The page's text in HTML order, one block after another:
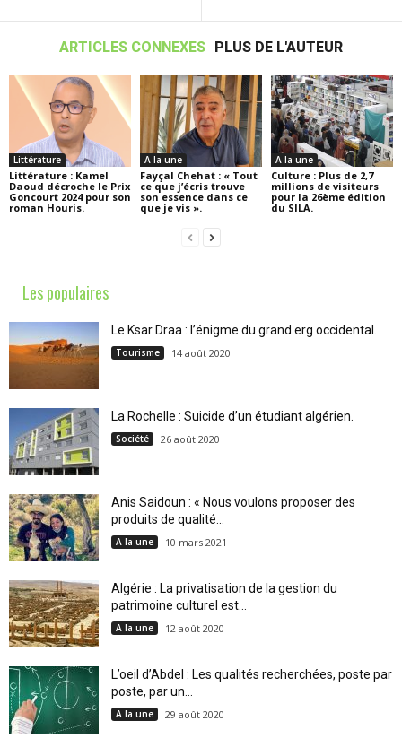
ARTICLES CONNEXES PLUS DE L'AUTEUR
Littérature
Littérature : Kamel
Daoud décroche le Prix
Goncourt 2024 pour son
roman Houris.
A la une
Fayçal Chehat : « Tout
ce que j’écris trouve
son essence dans ce
que je vis ».
A la une
Culture : Plus de 2,7
millions de visiteurs
pour la 26ème édition
du SILA.
Les populaires
Le Ksar Draa : l’énigme du grand erg occidental.
Tourisme 14 août 2020
La Rochelle : Suicide d’un étudiant algérien.
Société 26 août 2020
Anis Saidoun : « Nous voulons proposer des
produits de qualité...
A la une 10 mars 2021
Algérie : La privatisation de la gestion du
patrimoine culturel est...
A la une 12 août 2020
L’oeil d’Abdel : Les qualités recherchées, poste par
poste, par un...
A la une 29 août 2020